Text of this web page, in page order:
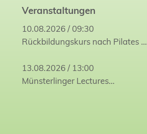
Veranstaltungen
10.08.2026 / 09:30
Rückbildungskurs nach Pilates…
13.08.2026 / 13:00
Münsterlinger Lectures…